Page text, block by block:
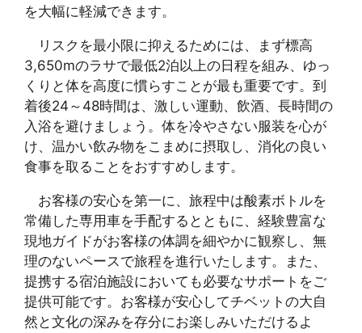
を大幅に軽減できます。
リスクを最小限に抑えるためには、まず標高
3,650mのラサで最低2泊以上の日程を組み、ゆっ
くりと体を高度に慣らすことが最も重要です。到
着後24～48時間は、激しい運動、飲酒、長時間の
入浴を避けましょう。体を冷やさない服装を心が
け、温かい飲み物をこまめに摂取し、消化の良い
食事を取ることをおすすめします。
お客様の安心を第一に、旅程中は酸素ボトルを
常備した専用車を手配するとともに、経験豊富な
現地ガイドがお客様の体調を細やかに観察し、無
理のないペースで旅程を進行いたします。また、
提携する宿泊施設においても必要なサポートをご
提供可能です。お客様が安心してチベットの大自
然と文化の深みを存分にお楽しみいただけるよ